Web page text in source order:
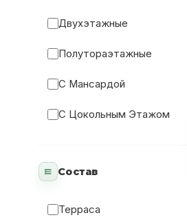
Двухэтажные
Полутораэтажные
С Мансардой
С Цокольным Этажом
Состав
Терраса